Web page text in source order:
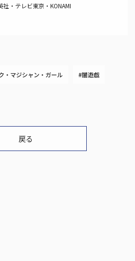
・テレビ東京・KONAMI
・マジシャン・ガール #闇遊戯
戻る